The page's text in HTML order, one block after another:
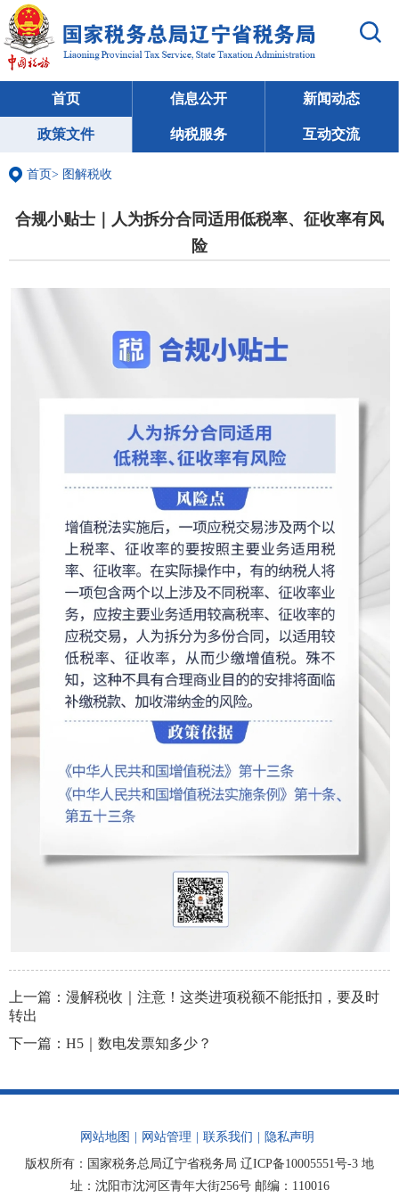
首页 信息公开 新闻动态
政策文件 纳税服务 互动交流
首页> 图解税收
合规小贴士｜人为拆分合同适用低税率、征收率有风
险
上一篇： 漫解税收｜注意！这类进项税额不能抵扣，要及时
转出
下一篇： H5｜数电发票知多少？
网站地图 网站管理 联系我们
隐私声明
版权所有：国家税务总局辽宁省税务局 辽ICP备10005551号-3 地
址：沈阳市沈河区青年大街256号 邮编：110016